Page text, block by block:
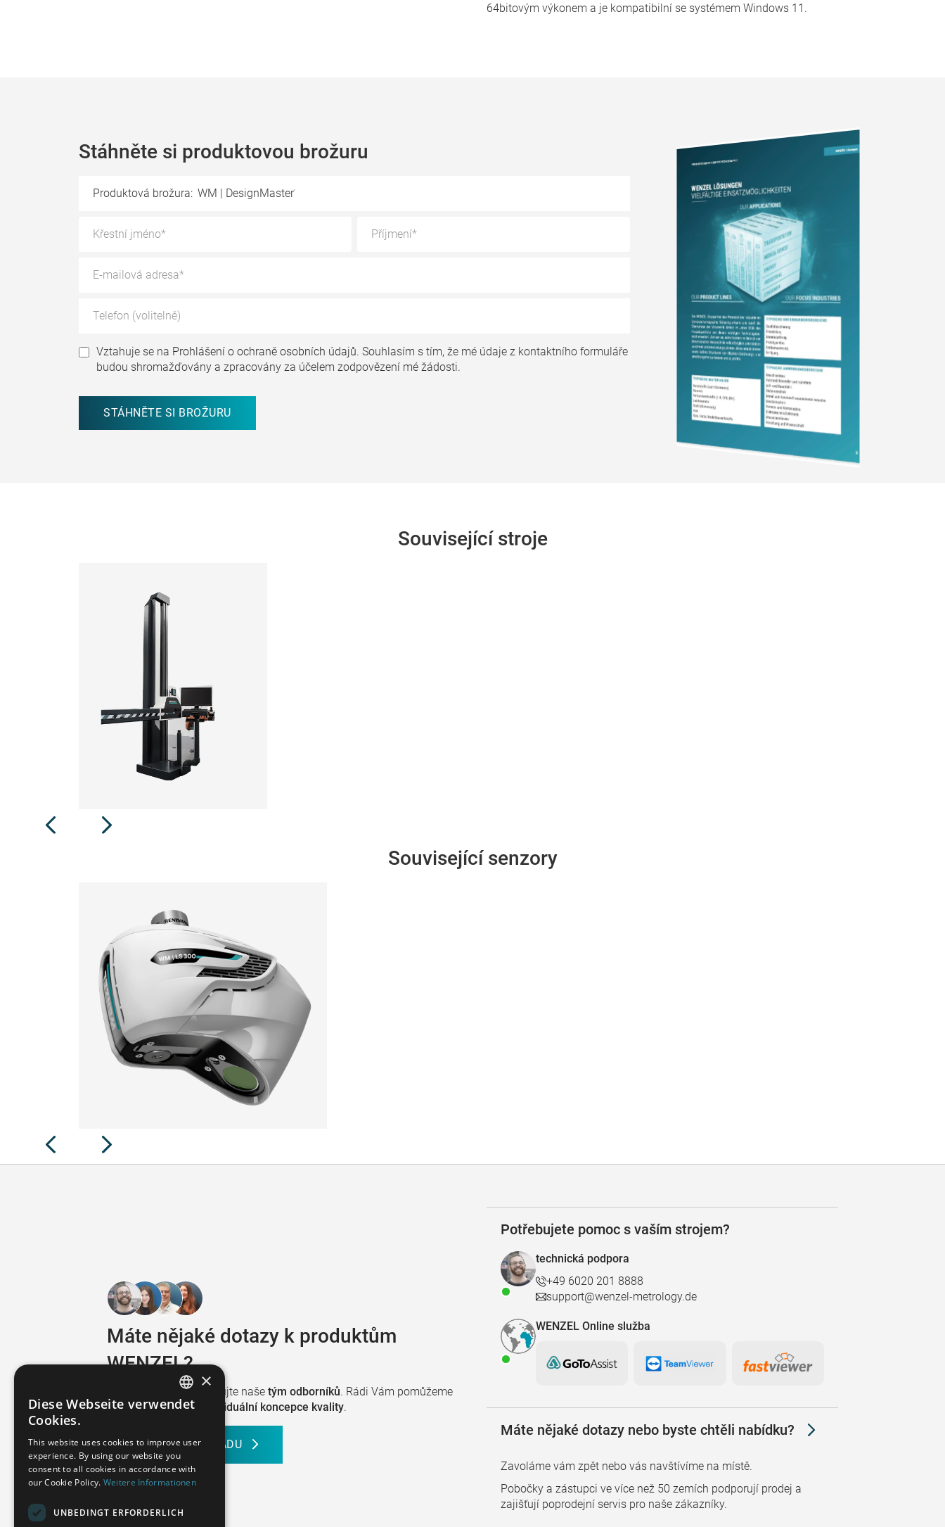
64bitovým výkonem a je kompatibilní se systémem Windows 11.
Stáhněte si produktovou brožuru
Produktová brožura: WM | DesignMaster
Vztahuje se na Prohlášení o ochraně osobních údajů. Souhlasím s tím, že mé údaje z kontaktního formuláře
budou shromažďovány a zpracovány za účelem zodpovězení mé žádosti.
Související stroje
WENZEL R | Designová řada
Související senzory
WM | LS 300
Máte nějaké dotazy k produktům
WENZEL?
Pak jednoduše kontaktujte naše tým odborníků. Rádi Vám pomůžeme
s realizací Vašeho
individuální koncepce kvality.
POŽÁDEJTE O RADU
Potřebujete pomoc s vaším strojem?
technická podpora
+49 6020 201 8888
support@wenzel-metrology.de
WENZEL Online služba
Máte nějaké dotazy nebo byste chtěli nabídku?
Zavoláme vám zpět nebo vás navštívíme na místě.
Pobočky a zástupci ve více než 50 zemích podporují prodej a
zajišťují poprodejní servis pro naše zákazníky.
GERMAN
POLISH
ENGLISH
×
Diese Webseite verwendet
Cookies.
This website uses cookies to improve user
experience. By using our website you
consent to all cookies in accordance with
our Cookie Policy. Weitere Informationen
UNBEDINGT ERFORDERLICH